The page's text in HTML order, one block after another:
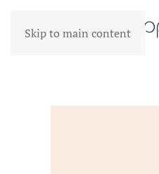
Skip to main content